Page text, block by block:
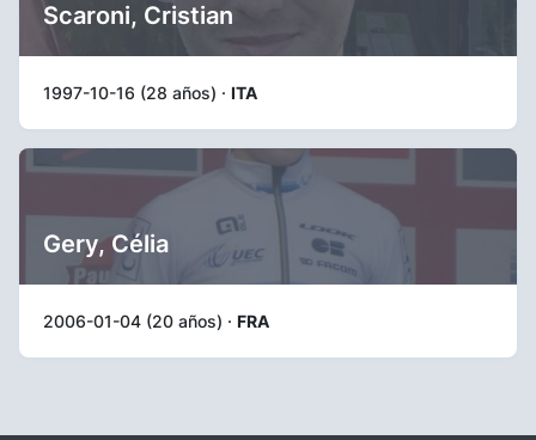
Scaroni, Cristian
1997-10-16 (28 años) · ITA
Gery, Célia
2006-01-04 (20 años) · FRA